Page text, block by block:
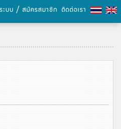
ระบบ / สมัครสมาชิก ติดต่อเรา